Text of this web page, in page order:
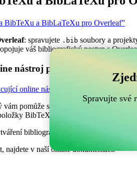
BibTeXu a BibLaTeXu pro Overleaf”
: spravujete .bib soubory a
váš bibliografický postup s
nástroj pro správu vašich
online nástroj pro správu vašich
vám pomůže spravovat vaše
BibTeX aktuální ve vašem
bibliografií a citací v různých
najdete v naší online dokumentaci.
Spravujte své